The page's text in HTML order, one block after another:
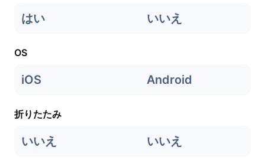
はい いいえ
OS
iOS Android
折りたたみ
いいえ いいえ